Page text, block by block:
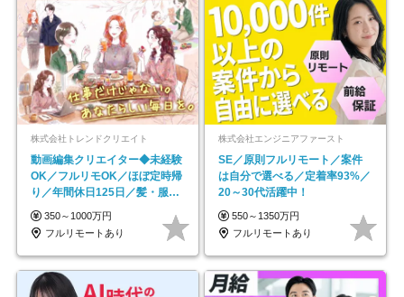
株式会社トレンドクリエイト
動画編集クリエイター◆未経験
OK／フルリモOK／ほぼ定時帰
り／年間休日125日／髪・服・
ネイル自由／副業OK
350～1000万円
フルリモートあり
株式会社エンジニアファースト
SE／原則フルリモート／案件
は自分で選べる／定着率93%／
20～30代活躍中！
550～1350万円
フルリモートあり